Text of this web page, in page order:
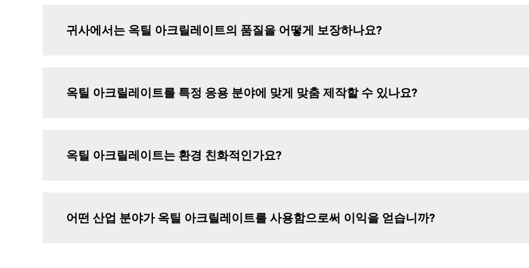
귀사에서는 옥틸 아크릴레이트의 품질을 어떻게 보장하나요?
옥틸 아크릴레이트를 특정 응용 분야에 맞게 맞춤 제작할 수 있나요?
옥틸 아크릴레이트는 환경 친화적인가요?
어떤 산업 분야가 옥틸 아크릴레이트를 사용함으로써 이익을 얻습니까?